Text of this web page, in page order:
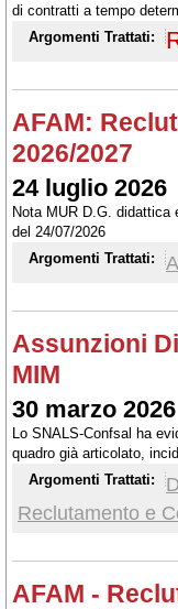
di contratti a tempo
Argomenti Trattati:
AFAM:
2026/2027
24 luglio 2026
Nota MUR D.G.
del 24/07/2026
Argomenti Trattati:
Assunzioni
MIM
30 marzo 2026
Lo SNALS-Confsal ha
quadro già articolato,
riservata. Ha, quindi,
disposizioni, anche con
piena tutela dei candidati
Argomenti Trattati:
Reclutamento e
AFAM -